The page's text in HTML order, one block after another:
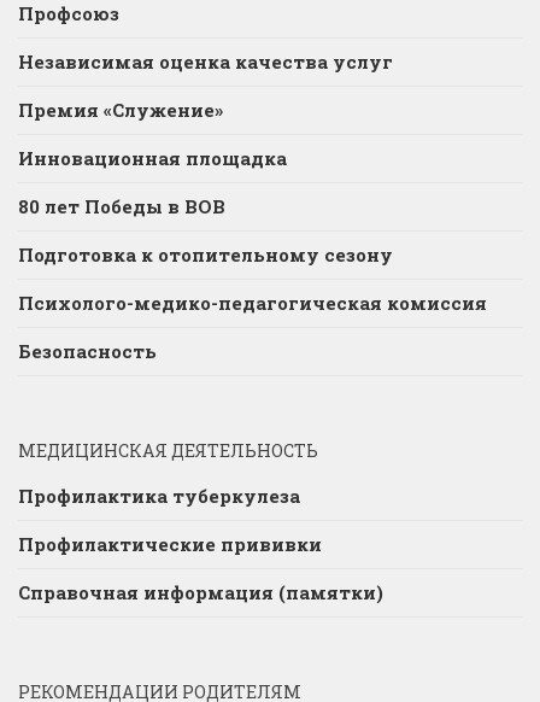
Профсоюз
Независимая оценка качества услуг
Премия «Служение»
Инновационная площадка
80 лет Победы в ВОВ
Подготовка к отопительному сезону
Психолого-медико-педагогическая комиссия
Безопасность
МЕДИЦИНСКАЯ ДЕЯТЕЛЬНОСТЬ
Профилактика туберкулеза
Профилактические прививки
Справочная информация (памятки)
РЕКОМЕНДАЦИИ РОДИТЕЛЯМ